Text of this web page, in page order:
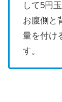
して5円
お腹側と
量を付け
す。